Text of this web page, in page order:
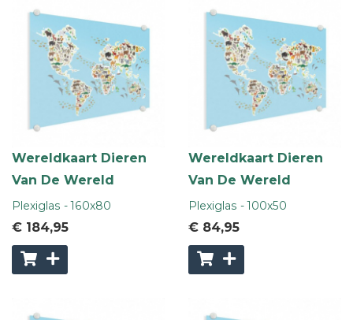
Wereldkaart Dieren
Van De Wereld
Plexiglas - 160x80
€ 184,95
Wereldkaart Dieren
Van De Wereld
Plexiglas - 100x50
€ 84,95